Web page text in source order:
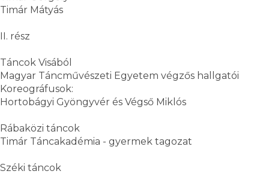
Timár Mátyás
II. rész
Táncok Visából
Magyar Táncművészeti Egyetem végzős hallgatói
Koreográfusok:
Hortobágyi Gyöngyvér és Végső Miklós
Rábaközi táncok
Timár Táncakadémia - gyermek tagozat
Széki táncok